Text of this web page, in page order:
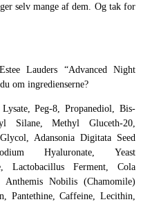
selv mange af dem. Og tak for
Lauders “Advanced Night
om ingredienserne?
Peg-8, Propanediol, Bis-
Silane, Methyl Gluceth-20,
Adansonia Digitata Seed
Hyaluronate, Yeast
Lactobacillus Ferment, Cola
Nobilis (Chamomile)
Pantethine, Caffeine, Lecithin,